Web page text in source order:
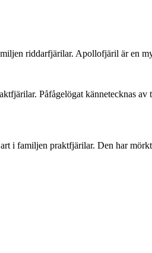
riddarfjärilar. Apollofjäril är en
Påfågelögat kännetecknas
i familjen praktfjärilar. Den har